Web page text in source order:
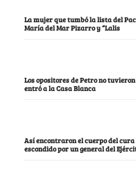
La mujer que tumbó la lista del
María del Mar Pizarro y “Lalis
Los opositores de Petro no
entró a la Casa Blanca
Así encontraron el cuerpo del cura
escondido por un general del